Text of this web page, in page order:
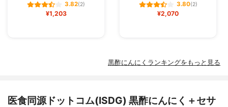
3.82(2)
¥1,203
3.80(2)
¥2,070
黒酢にんにくランキングをもっと見る
医食同源ドットコム(ISDG) 黒酢にんにく＋セサ